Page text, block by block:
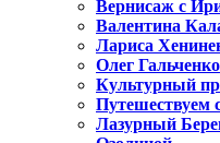
Вернисаж с
Валентина
Лариса
Олег Гальченко
Культурный
Путешествуем
Лазурный